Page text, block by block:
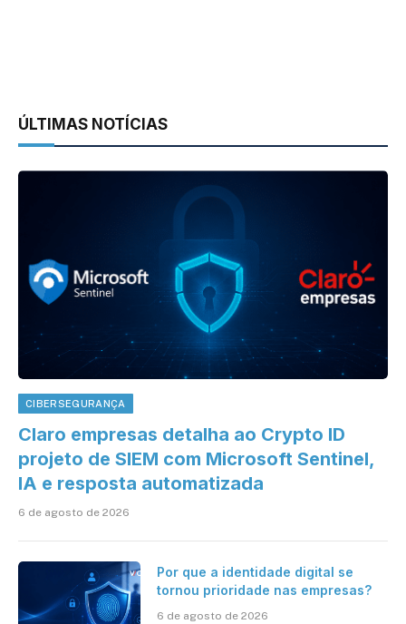
ÚLTIMAS NOTÍCIAS
CIBERSEGURANÇA
Claro empresas detalha ao Crypto ID
projeto de SIEM com Microsoft Sentinel,
IA e resposta automatizada
6 de agosto de 2026
Por que a identidade digital se
tornou prioridade nas empresas?
6 de agosto de 2026